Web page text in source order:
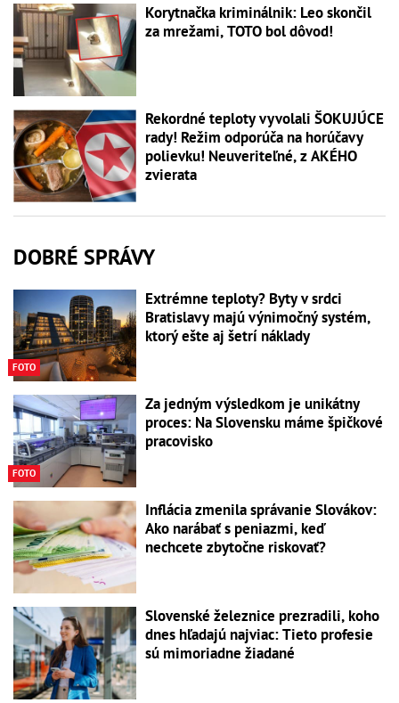
Korytnačka kriminálnik: Leo skončil
za mrežami, TOTO bol dôvod!
Rekordné teploty vyvolali ŠOKUJÚCE
rady! Režim odporúča na horúčavy
polievku! Neuveriteľné, z AKÉHO
zvierata
DOBRÉ SPRÁVY
FOTO
Extrémne teploty? Byty v srdci
Bratislavy majú výnimočný systém,
ktorý ešte aj šetrí náklady
FOTO
Za jedným výsledkom je unikátny
proces: Na Slovensku máme špičkové
pracovisko
Inflácia zmenila správanie Slovákov:
Ako narábať s peniazmi, keď
nechcete zbytočne riskovať?
Slovenské železnice prezradili, koho
dnes hľadajú najviac: Tieto profesie
sú mimoriadne žiadané